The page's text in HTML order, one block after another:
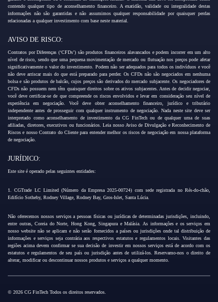
contendo qualquer tipo de aconselhamento financeiro. A exatidão, validade ou integralidade destas
informações não são garantidas e não assumimos qualquer responsabilidade por quaisquer perdas
relacionadas a qualquer investimento com base neste material.
AVISO DE RISCO:
Contratos por Diferenças (‘CFDs’) são produtos financeiros alavancados e podem incorrer em um alto
nível de risco, sendo que uma pequena movimentação de mercado ou flutuação nos preços pode afetar
significativamente o valor do investimento. Podem não ser adequados para todos os indivíduos e você
não deve arriscar mais do que está preparado para perder. Os CFDs não são negociados em nenhuma
bolsa e são produtos de balcão, cujos preços são derivados do mercado subjacente. Os negociadores de
CFDs não possuem nem têm quaisquer direitos sobre os ativos subjacentes. Antes de decidir negociar,
você deve certificar-se de que compreende os riscos envolvidos e levar em consideração seu nível de
experiência em negociação. Você deve obter aconselhamento financeiro, jurídico e tributário
independente antes de prosseguir com qualquer instrumento de negociação. Nada neste site deve ser
interpretado como aconselhamento de investimento da CG FinTech ou de qualquer uma de suas
afiliadas, diretores, executivos ou funcionários. Leia nosso Aviso de Divulgação e Reconhecimento de
Riscos e nosso Contrato do Cliente para entender melhor os riscos de negociação em nossa plataforma
de negociação.
JURÍDICO:
Este site é operado pelas seguintes entidades:
1. CGTrade LC Limited (Número da Empresa 2025-00724) com sede registrada no Rés-do-chão,
Edifício Sotheby, Rodney Village, Rodney Bay, Gros-Islet, Santa Lúcia.
Não oferecemos nossos serviços a pessoas físicas ou jurídicas de determinadas jurisdições, incluindo,
entre outras, Coreia do Norte, Hong Kong, Singapura e Malásia. As informações e os serviços em
nosso website não se aplicam e não serão fornecidos a países ou jurisdições onde tal distribuição de
informações e serviços seja contrária aos respectivos estatutos e regulamentos locais. Visitantes das
regiões acima devem confirmar se sua decisão de investir em nossos serviços está de acordo com os
estatutos e regulamentos de seu país ou jurisdição antes de utilizá-los. Reservamo-nos o direito de
alterar, modificar ou descontinuar nossos produtos e serviços a qualquer momento.
© 2026 CG FinTech Todos os direitos reservados.